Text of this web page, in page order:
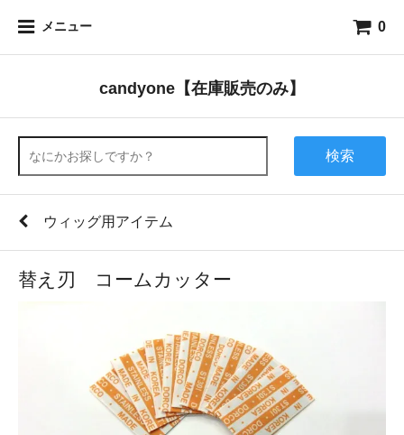
メニュー 0
candyone【在庫販売のみ】
検索
ウィッグ用アイテム
替え刃 コームカッター